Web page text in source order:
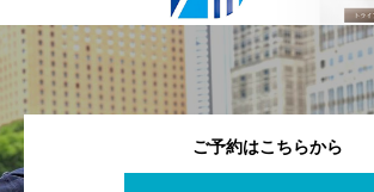
ご予約はこちらから